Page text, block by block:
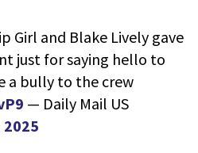
Girl and Blake Lively gave
just for saying hello to
a bully to the crew
— Daily Mail US
2025